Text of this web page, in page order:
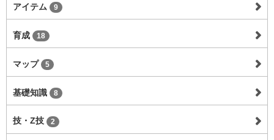
アイテム 9
育成 18
マップ 5
基礎知識 8
技・Z技 2